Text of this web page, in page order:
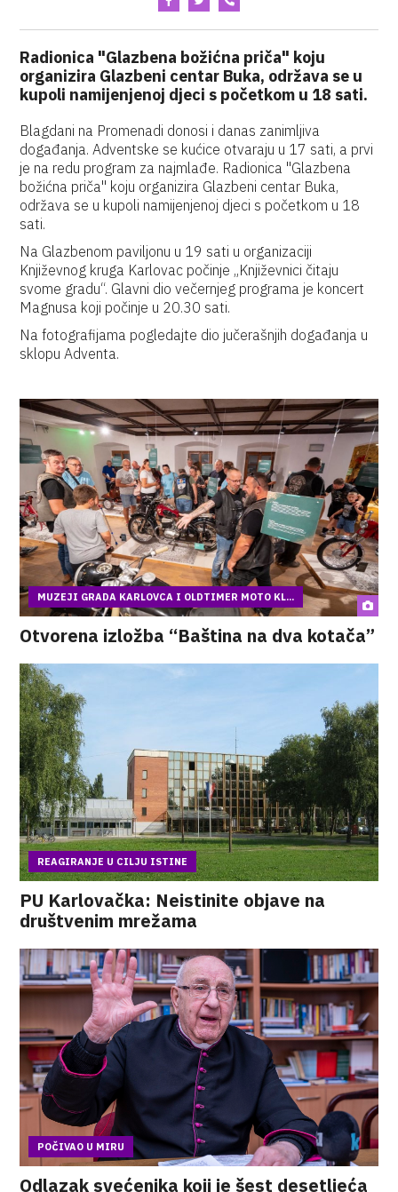
Radionica "Glazbena božićna priča" koju
organizira Glazbeni centar Buka, održava se u
kupoli namijenjenoj djeci s početkom u 18 sati.
Blagdani na Promenadi donosi i danas zanimljiva
događanja. Adventske se kućice otvaraju u 17 sati, a prvi
je na redu program za najmlađe. Radionica "Glazbena
božićna priča" koju organizira Glazbeni centar Buka,
održava se u kupoli namijenjenoj djeci s početkom u 18
sati.
Na Glazbenom paviljonu u 19 sati u organizaciji
Književnog kruga Karlovac počinje „Književnici čitaju
svome gradu“. Glavni dio večernjeg programa je koncert
Magnusa koji počinje u 20.30 sati.
Na fotografijama pogledajte dio jučerašnjih događanja u
sklopu Adventa.
MUZEJI GRADA KARLOVCA I OLDTIMER MOTO KL...
Otvorena izložba “Baština na dva kotača”
REAGIRANJE U CILJU ISTINE
PU Karlovačka: Neistinite objave na
društvenim mrežama
POČIVAO U MIRU
Odlazak svećenika koji je šest desetljeća